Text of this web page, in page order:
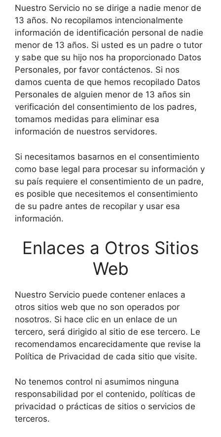
Nuestro Servicio no se dirige a nadie menor de
13 años. No recopilamos intencionalmente
información de identificación personal de nadie
menor de 13 años. Si usted es un padre o tutor
y sabe que su hijo nos ha proporcionado Datos
Personales, por favor contáctenos. Si nos
damos cuenta de que hemos recopilado Datos
Personales de alguien menor de 13 años sin
verificación del consentimiento de los padres,
tomamos medidas para eliminar esa
información de nuestros servidores.
Si necesitamos basarnos en el consentimiento
como base legal para procesar su información y
su país requiere el consentimiento de un padre,
es posible que necesitemos el consentimiento
de su padre antes de recopilar y usar esa
información.
Enlaces a Otros Sitios
Web
Nuestro Servicio puede contener enlaces a
otros sitios web que no son operados por
nosotros. Si hace clic en un enlace de un
tercero, será dirigido al sitio de ese tercero. Le
recomendamos encarecidamente que revise la
Política de Privacidad de cada sitio que visite.
No tenemos control ni asumimos ninguna
responsabilidad por el contenido, políticas de
privacidad o prácticas de sitios o servicios de
terceros.